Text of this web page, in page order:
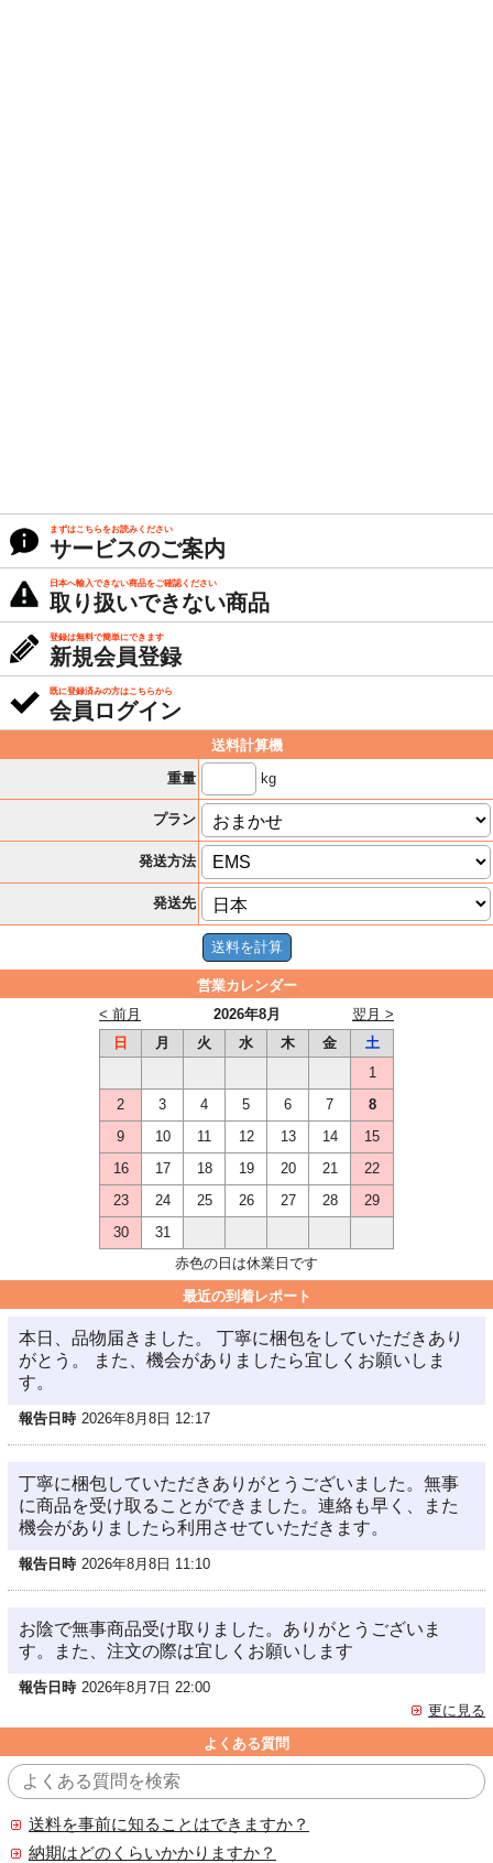
まずはこちらをお読みください
サービスのご案内
日本へ輸入できない商品をご確認ください
取り扱いできない商品
登録は無料で簡単にできます
新規会員登録
既に登録済みの方はこちらから
会員ログイン
送料計算機
重量
kg
プラン
発送方法
発送先
営業カレンダー
2026年8月
< 前月
翌月 >
日
月 火 水 木 金
土
1
2
3 4 5 6 7
8
9
10 11 12 13 14
15
16
17 18 19 20 21
22
23
24 25 26 27 28
29
30
31
赤色の日は休業日です
最近の到着レポート
本日、品物届きました。 丁寧に梱包をしていただきあり
がとう。 また、機会がありましたら宜しくお願いしま
す。
報告日時 2026年8月8日 12:17
丁寧に梱包していただきありがとうございました。無事
に商品を受け取ることができました。連絡も早く、また
機会がありましたら利用させていただきます。
報告日時 2026年8月8日 11:10
お陰で無事商品受け取りました。ありがとうございま
す。また、注文の際は宜しくお願いします
報告日時 2026年8月7日 22:00
更に見る
よくある質問
送料を事前に知ることはできますか？
納期はどのくらいかかりますか？